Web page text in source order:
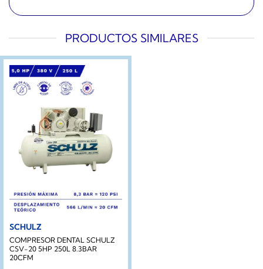
PRODUCTOS SIMILARES
SCHULZ
COMPRESOR DENTAL SCHULZ
CSV-20 5HP 250L 8.3BAR
20CFM